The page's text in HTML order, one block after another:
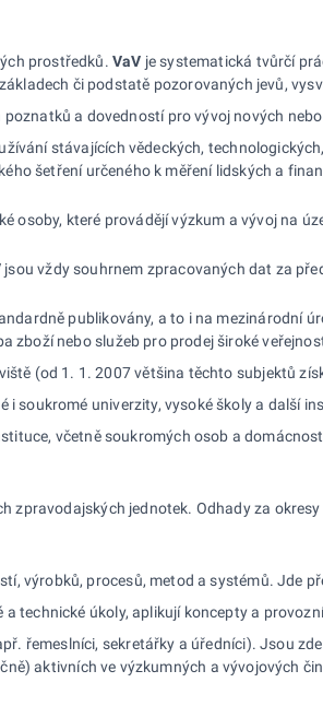
prostředků.VaV je systematická tvůrčí
či podstatě pozorovaných jevů,
a dovedností pro vývoj nových
stávajících vědeckých,
šetření určeného k měření lidských a
které provádějí výzkum a vývoj na
jsou vždy souhrnem zpracovaných dat za
publikovány, a to i na mezinárodní
nebo služeb pro prodej široké
(od 1. 1. 2007 většina těchto subjektů
soukromé univerzity, vysoké školy a
včetně soukromých osob a
jednotek. Odhady za
výrobků, procesů, metod a systémů. Jde
technické úkoly, aplikují koncepty a
řemeslníci, sekretářky a úředníci). Jsou
aktivních ve výzkumných a vývojových